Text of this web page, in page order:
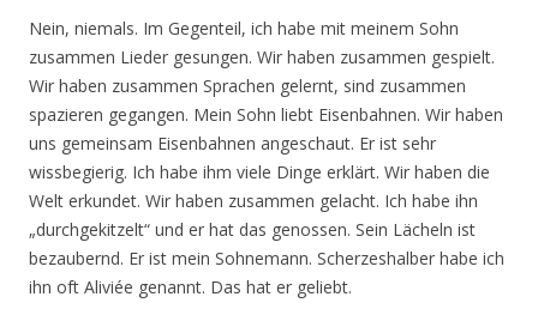
Nein, niemals. Im Gegenteil, ich habe mit meinem Sohn
zusammen Lieder gesungen. Wir haben zusammen gespielt.
Wir haben zusammen Sprachen gelernt, sind zusammen
spazieren gegangen. Mein Sohn liebt Eisenbahnen. Wir haben
uns gemeinsam Eisenbahnen angeschaut. Er ist sehr
wissbegierig. Ich habe ihm viele Dinge erklärt. Wir haben die
Welt erkundet. Wir haben zusammen gelacht. Ich habe ihn
„durchgekitzelt“ und er hat das genossen. Sein Lächeln ist
bezaubernd. Er ist mein Sohnemann. Scherzeshalber habe ich
ihn oft Aliviée genannt. Das hat er geliebt.